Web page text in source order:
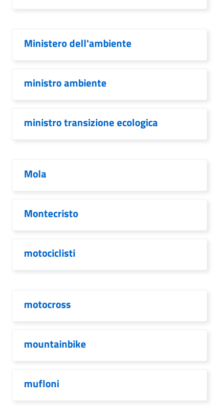
Ministero dell'ambiente
ministro ambiente
ministro transizione ecologica
Mola
Montecristo
motociclisti
motocross
mountainbike
mufloni